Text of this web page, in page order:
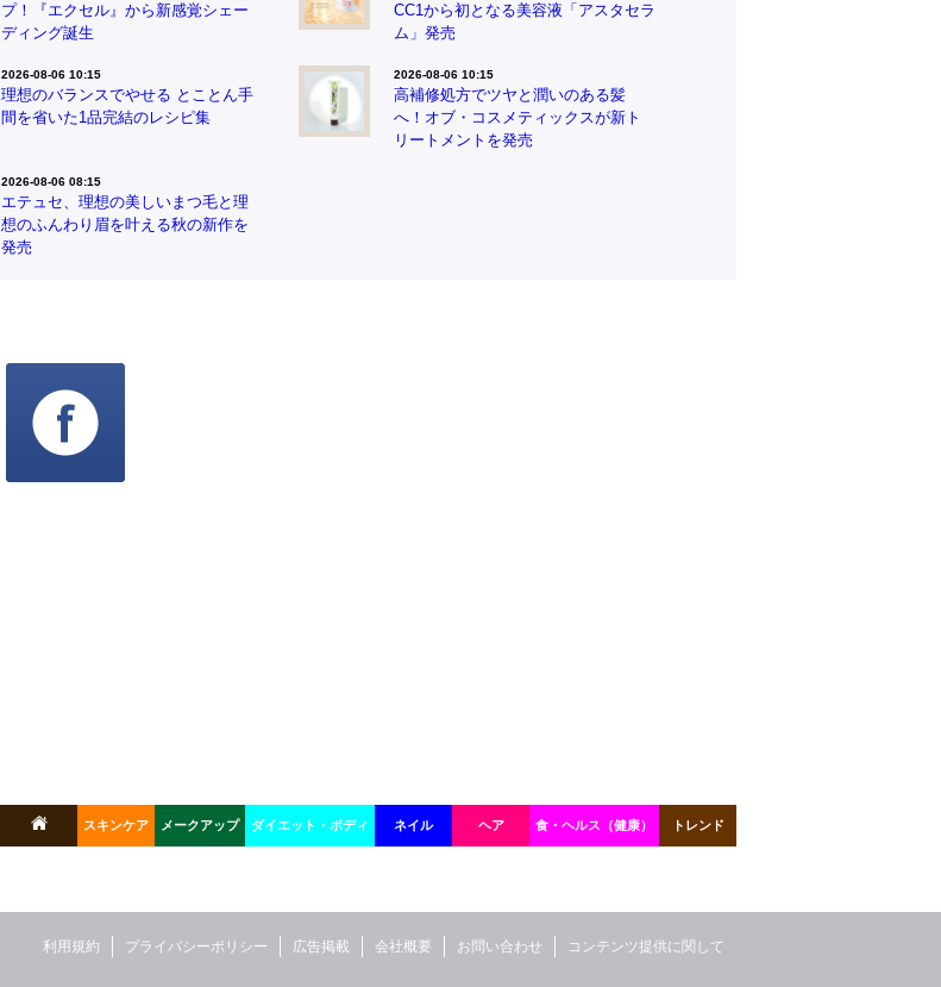
プ！『エクセル』から新感覚シェー
ディング誕生
CC1から初となる美容液「アスタセラ
ム」発売
2026-08-06 10:15
理想のバランスでやせる とことん手
間を省いた1品完結のレシピ集
2026-08-06 10:15
高補修処方でツヤと潤いのある髪
へ！オブ・コスメティックスが新ト
リートメントを発売
2026-08-06 08:15
エテュセ、理想の美しいまつ毛と理
想のふんわり眉を叶える秋の新作を
発売
スキンケア メークアップ ダイエット・ボディ ネイル ヘア 食・ヘルス（健康） トレンド
コンテンツ提供に関して
お問い合わせ
会社概要
広告掲載
プライバシーポリシー
利用規約